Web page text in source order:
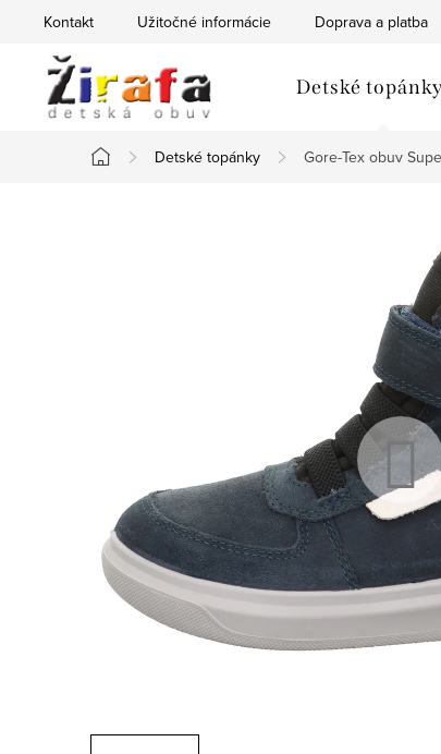
Kontakt Užitočné informácie Doprava a platba
Detské
Domov
Detské topánky Gore-Tex obuv